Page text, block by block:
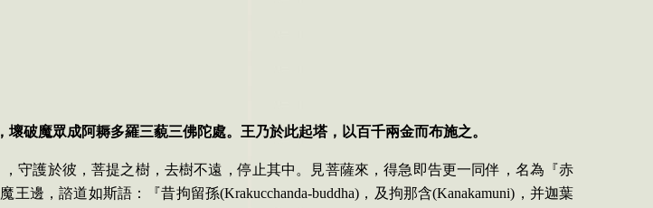
壞破魔眾成阿耨多羅三藐三佛陀處。 王乃於此起塔，以百千兩金而布施之。
，守護於彼，菩提之樹，去樹不遠 ，停止其中。見菩薩來 ，得急即告更一同伴 ， 名為『赤
王邊 ，諮道如斯語：『昔拘留孫(Krakucchanda-buddha) ， 及拘那含(Kanakamuni) ， 并迦葉